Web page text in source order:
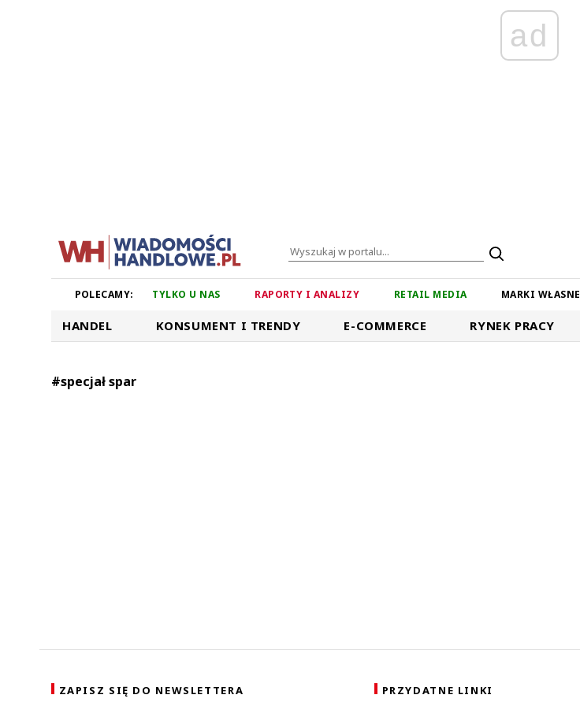
ad
POLECAMY: TYLKO U NAS RAPORTY I ANALIZY RETAIL MEDIA MARKI WŁASNE
HANDEL KONSUMENT I TRENDY E-COMMERCE RYNEK PRACY
#specjał spar
ZAPISZ SIĘ DO NEWSLETTERA PRZYDATNE LINKI